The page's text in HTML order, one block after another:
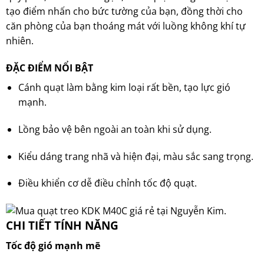
tạo điểm nhấn cho bức tường của bạn, đồng thời cho
căn phòng của bạn thoáng mát với luồng không khí tự
nhiên.
ĐẶC ĐIỂM NỔI BẬT
Cánh quạt làm bằng kim loại rất bền, tạo lực gió
mạnh.
Lồng bảo vệ bên ngoài an toàn khi sử dụng.
Kiểu dáng trang nhã và hiện đại, màu sắc sang trọng.
Điều khiển cơ dễ điều chỉnh tốc độ quạt.
CHI TIẾT TÍNH NĂNG
Tốc độ gió mạnh mẽ